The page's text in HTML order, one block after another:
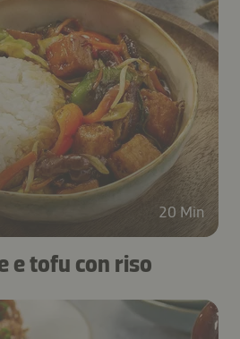
20 Min
e tofu con riso